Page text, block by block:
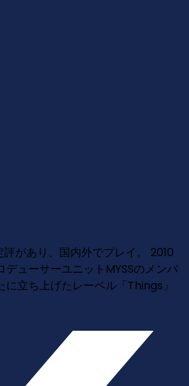
があり、国内外でプレイ。 2010
ューサーユニットMYSSのメンバ
立ち上げたレーベル「Things」